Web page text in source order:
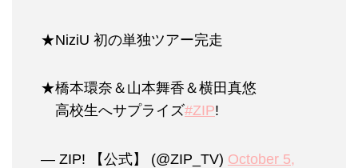
★NiziU 初の単独ツアー完走
★橋本環奈＆山本舞香＆横田真悠
高校生へサプライズ#ZIP!
— ZIP! 【公式】 (@ZIP_TV) October 5,